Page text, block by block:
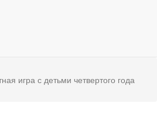
игра с детьми четвертого года